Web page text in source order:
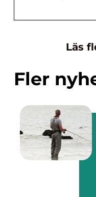
Läs
Fler